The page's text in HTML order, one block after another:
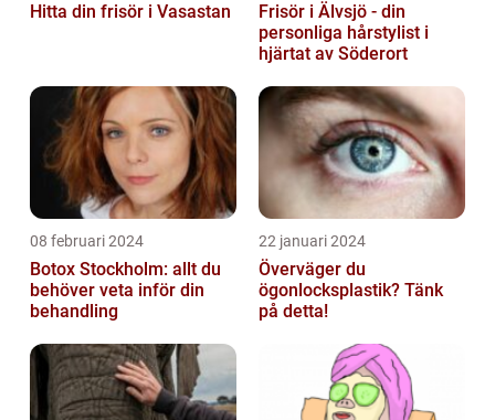
Hitta din frisör i Vasastan
Frisör i Älvsjö - din
personliga hårstylist i
hjärtat av Söderort
08 februari 2024
Botox Stockholm: allt du
behöver veta inför din
behandling
22 januari 2024
Överväger du
ögonlocksplastik? Tänk
på detta!